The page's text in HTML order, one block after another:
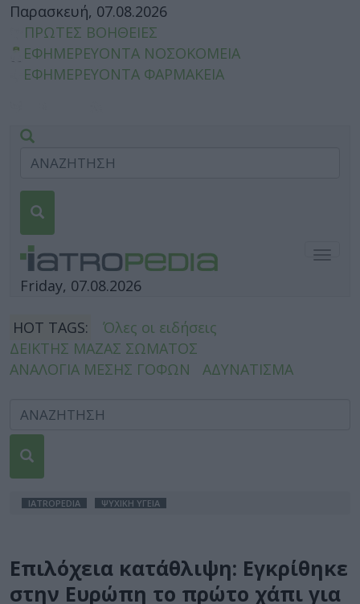
Παρασκευή, 07.08.2026
ΠΡΩΤΕΣ ΒΟΗΘΕΙΕΣ
ΕΦΗΜΕΡΕΥΟΝΤΑ ΝΟΣΟΚΟΜΕΙΑ
ΕΦΗΜΕΡΕΥΟΝΤΑ ΦΑΡΜΑΚΕΙΑ
Friday, 07.08.2026
HOT TAGS:
Όλες οι ειδήσεις
ΔΕΙΚΤΗΣ ΜΑΖΑΣ ΣΩΜΑΤΟΣ
ΑΝΑΛΟΓΙΑ ΜΕΣΗΣ ΓΟΦΩΝ
ΑΔΥΝΑΤΙΣΜΑ
IATROPEDIA ΨΥΧΙΚΗ ΥΓΕΙΑ
Επιλόχεια κατάθλιψη: Εγκρίθηκε
στην Ευρώπη το πρώτο χάπι για